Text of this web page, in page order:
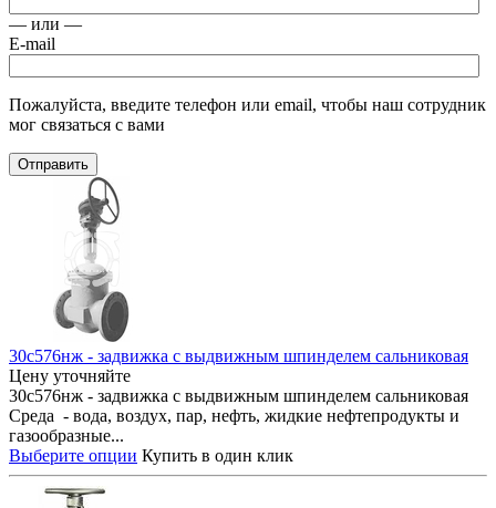
— или —
E-mail
Пожалуйста, введите телефон или email, чтобы наш сотрудник
мог связаться с вами
Отправить
30с576нж - задвижка с выдвижным шпинделем сальниковая
Цену уточняйте
30с576нж - задвижка с выдвижным шпинделем сальниковая
Среда - вода, воздух, пар, нефть, жидкие нефтепродукты и
газообразные...
Выберите опции Купить в один клик